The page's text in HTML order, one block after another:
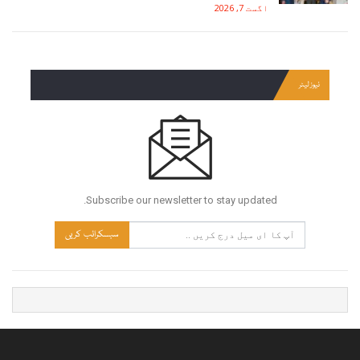
اگست 7, 2026
نیوز لیٹر
Subscribe our newsletter to stay updated.
سبسکرائب کریں